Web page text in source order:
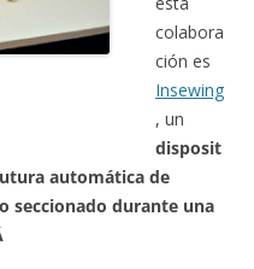
colabora
ción es
Insewing
, un
disposit
automática de
seccionado durante una